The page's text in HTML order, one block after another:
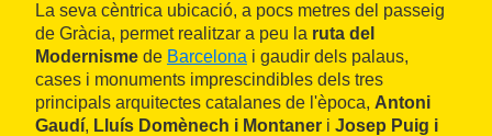
La seva cèntrica ubicació, a pocs metres del passeig
de Gràcia, permet realitzar a peu la ruta del
Modernisme de Barcelona i gaudir dels palaus,
cases i monuments imprescindibles dels tres
principals arquitectes catalanes de l'època, Antoni
Gaudí, Lluís Domènech i Montaner i Josep Puig i